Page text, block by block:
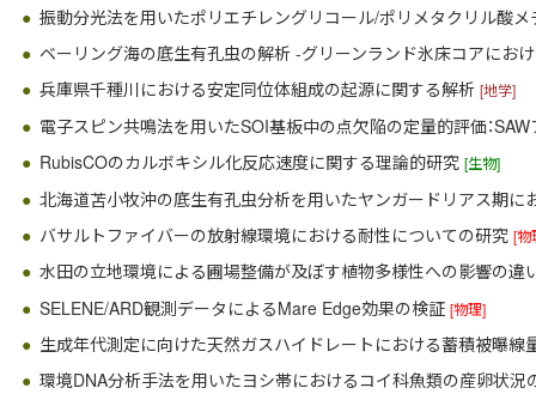
振動分光法を用いたポリエチレングリコール/ポリメタクリル酸
ベーリング海の底生有孔虫の解析 -グリーンランド氷床コアにお
兵庫県千種川における安定同位体組成の起源に関する解析[地学]
電子スピン共鳴法を用いたSOI基板中の点欠陥の定量的評価：
RubisCOのカルボキシル化反応速度に関する理論的研究[生物]
北海道苫小牧沖の底生有孔虫分析を用いたヤンガードリアス期
バサルトファイバーの放射線環境における耐性についての研究[物
水田の立地環境による圃場整備が及ぼす植物多様性への影響の違
SELENE/ARD観測データによるMare Edge効果の検証[物理]
生成年代測定に向けた天然ガスハイドレートにおける蓄積被曝
環境DNA分析手法を用いたヨシ帯におけるコイ科魚類の産卵状